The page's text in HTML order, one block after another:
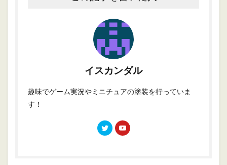
イスカンダル
趣味でゲーム実況やミニチュアの塗装を行っていま
す！